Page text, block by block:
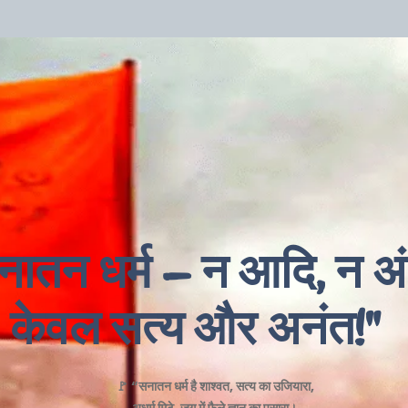
धर्म – न आदि, न
केवल सत्य और अनंत!"
🚩 “सनातन धर्म है शाश्वत, सत्य का उजियारा,